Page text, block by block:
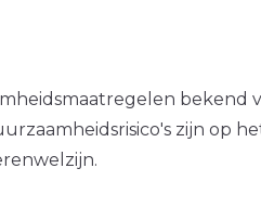
bekend
zijn op